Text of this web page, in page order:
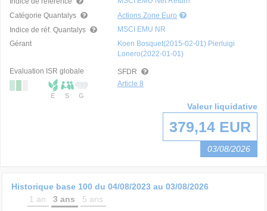
Catégorie Quantalys
Actions Zone Euro
Indice de réf. Quantalys
MSCI EMU NR
Gérant
Koen Bosquet(2015-02-01) Pierluigi
Lonero(2022-01-01)
Evaluation ISR globale
E S G
SFDR
Article 8
Valeur liquidative
379,14 EUR
03/08/2026
Historique base 100 du 04/08/2023 au 03/08/2026
1 an
3 ans 5 ans